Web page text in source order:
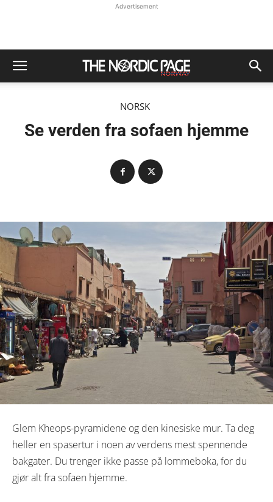
Advertisement
NORSK
Se verden fra sofaen hjemme
Glem Kheops-pyramidene og den kinesiske mur. Ta deg
heller en spasertur i noen av verdens mest spennende
bakgater. Du trenger ikke passe på lommeboka, for du
gjør alt fra sofaen hjemme.